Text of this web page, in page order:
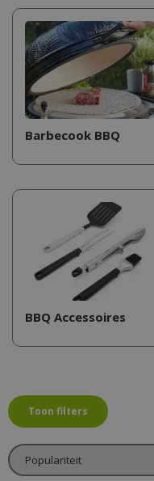
Barbecook BBQ
BBQ Accessoires
Toon filters